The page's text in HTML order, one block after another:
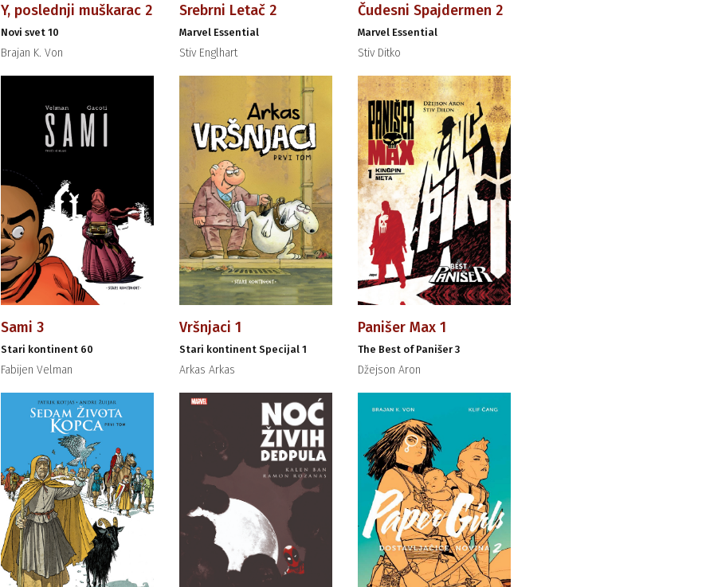
Y, poslednji muškarac 2
Novi svet 10
Brajan K. Von
Srebrni Letač 2
Marvel Essential
Stiv Englhart
Čudesni Spajdermen 2
Marvel Essential
Stiv Ditko
Sami 3
Stari kontinent 60
Fabijen Velman
Vršnjaci 1
Stari kontinent Specijal 1
Arkas Arkas
Panišer Max 1
The Best of Panišer 3
Džejson Aron